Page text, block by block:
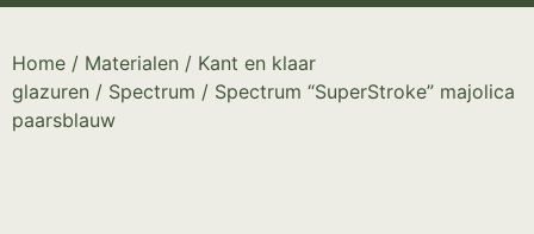
Home / Materialen / Kant en klaar
glazuren / Spectrum / Spectrum “SuperStroke” majolica
paarsblauw